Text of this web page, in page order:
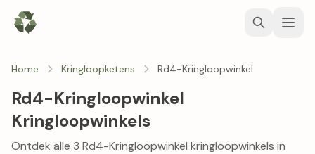
Home Kringloopketens Rd4-Kringloopwinkel
Rd4-Kringloopwinkel
Kringloopwinkels
Ontdek alle 3 Rd4-Kringloopwinkel kringloopwinkels in